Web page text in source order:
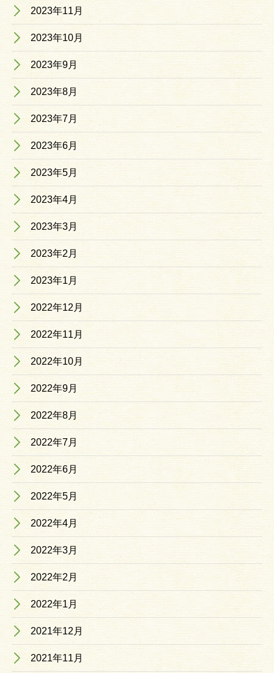
2023年11月
2023年10月
2023年9月
2023年8月
2023年7月
2023年6月
2023年5月
2023年4月
2023年3月
2023年2月
2023年1月
2022年12月
2022年11月
2022年10月
2022年9月
2022年8月
2022年7月
2022年6月
2022年5月
2022年4月
2022年3月
2022年2月
2022年1月
2021年12月
2021年11月